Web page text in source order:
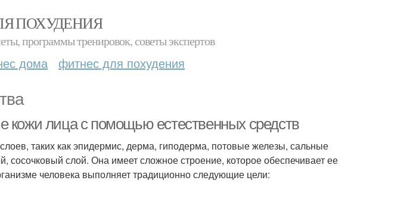
ПОХУДЕНИЯ
программы тренировок, советы экспертов
дома фитнес для похудения
кожи лица с помощью естественных средств
таких как эпидермис, дерма, гиподерма, потовые железы, сальные
сосочковый слой. Она имеет сложное строение, которое обеспечивает ее
человека выполняет традиционно следующие цели: